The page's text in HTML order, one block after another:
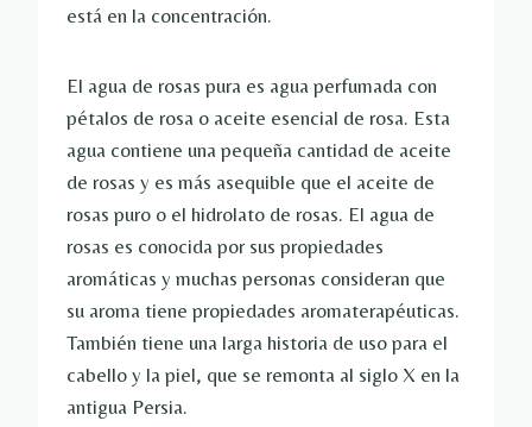
está en la concentración.
El agua de rosas pura es agua perfumada con
pétalos de rosa o aceite esencial de rosa. Esta
agua contiene una pequeña cantidad de aceite
de rosas y es más asequible que el aceite de
rosas puro o el hidrolato de rosas. El agua de
rosas es conocida por sus propiedades
aromáticas y muchas personas consideran que
su aroma tiene propiedades aromaterapéuticas.
También tiene una larga historia de uso para el
cabello y la piel, que se remonta al siglo X en la
antigua Persia.